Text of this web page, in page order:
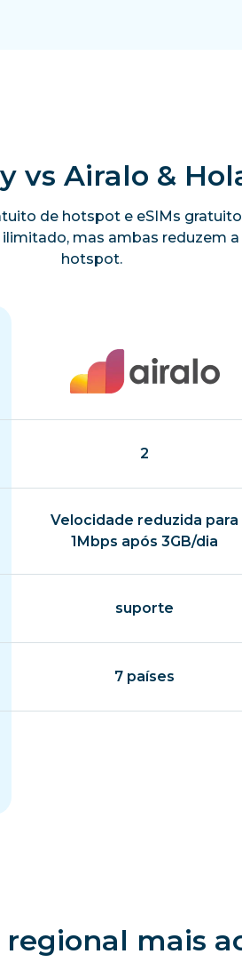
vs Airalo &
de hotspot e eSIMs
mas ambas reduzem
hotspot.
2
Velocidade reduzida para
1Mbps após 3GB/dia
suporte
7 países
regional mais